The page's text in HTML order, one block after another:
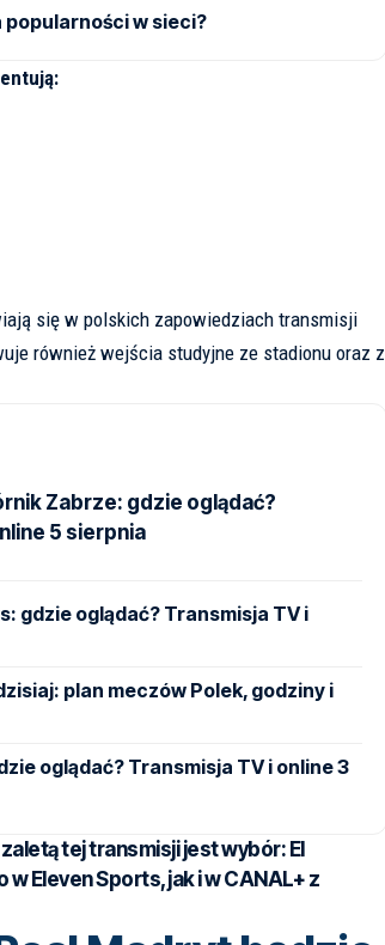
w sieci?
się w polskich zapowiedziach transmisji
również wejścia studyjne ze stadionu oraz z
Zabrze: gdzie oglądać?
5 sierpnia
gdzie oglądać? Transmisja TV i
plan meczów Polek, godziny i
oglądać? Transmisja TV i online 3
tej transmisji jest wybór: El
Eleven Sports, jak i w CANAL+ z